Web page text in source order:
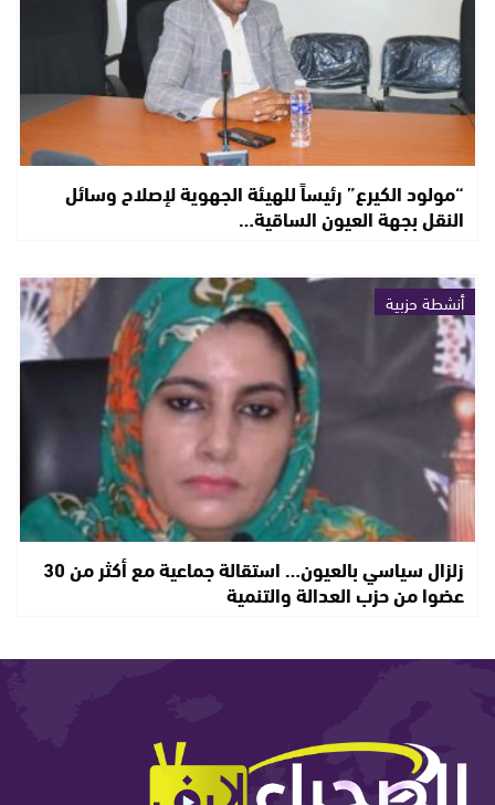
“مولود الكيرع” رئيساً للهيئة الجهوية لإصلاح وسائل
النقل بجهة العيون الساقية…
أنشطة حزبية
زلزال سياسي بالعيون… استقالة جماعية مع أكثر من 30
عضوا من حزب العدالة والتنمية